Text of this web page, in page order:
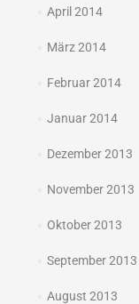
April 2014
März 2014
Februar 2014
Januar 2014
Dezember 2013
November 2013
Oktober 2013
September 2013
August 2013